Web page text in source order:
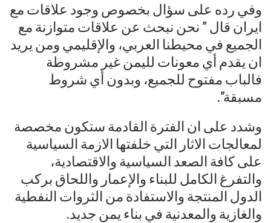
وفي رده على سؤال بخصوص وجود علاقات مع
ايران قال ” نحن نبحث عن علاقات متوازنة مع
الجميع في محيطنا العربي، والإقليمي ومن يريد
ان يقدم أي معونات لليمن غير مشروطة
فالباب مفتوح للجميع، وبدون أي شروط
مسبقة”.
وشدد على ان الفترة القادمة ستكون مخصصة
لمعالجات الاثار التي خلفتها الازمة السياسية
على كافة الصعد السياسية والاقتصادية،
والتفرغ الكامل للبناء والإعمار واللحاق بركب
الدول المنتجة والاستفادة من الثروات النفطية
والغازية والمعدنية في بناء يمن جديد.